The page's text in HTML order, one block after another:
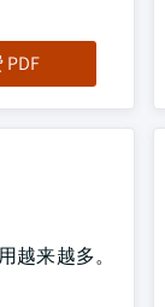
来越多。